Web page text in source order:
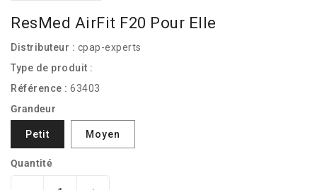
ResMed AirFit F20 Pour Elle
Distributeur : cpap-experts
Type de produit :
Référence : 63403
Grandeur
Petit Moyen
Quantité